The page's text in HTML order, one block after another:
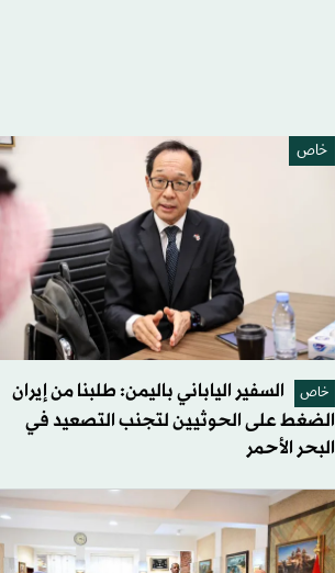
خاص
خاص
السفير الياباني باليمن: طلبنا من إيران
الضغط على الحوثيين لتجنب التصعيد في
البحر الأحمر